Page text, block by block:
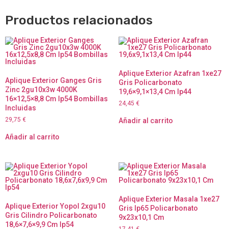
Productos relacionados
Aplique Exterior Ganges Gris
Zinc 2gu10x3w 4000K
16×12,5×8,8 Cm Ip54 Bombillas
Incluidas
29,75 €
Añadir al carrito
Aplique Exterior Azafran 1xe27
Gris Policarbonato
19,6×9,1×13,4 Cm Ip44
24,45 €
Añadir al carrito
Aplique Exterior Yopol 2xgu10
Gris Cilindro Policarbonato
18,6×7,6×9,9 Cm Ip54
Aplique Exterior Masala 1xe27
Gris Ip65 Policarbonato
9x23x10,1 Cm